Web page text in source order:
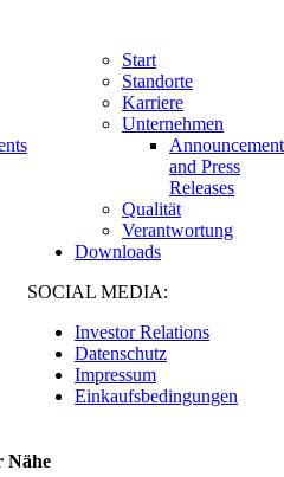
Start
Standorte
Karriere
Unternehmen
and Press
Releases
Qualität
Verantwortung
Downloads
SOCIAL MEDIA:
Investor Relations
Datenschutz
Impressum
Einkaufsbedingungen
Nähe